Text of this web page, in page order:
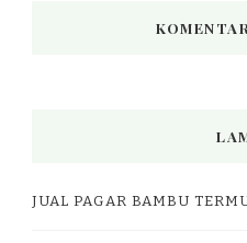
JUAL PAGAR BAMBU